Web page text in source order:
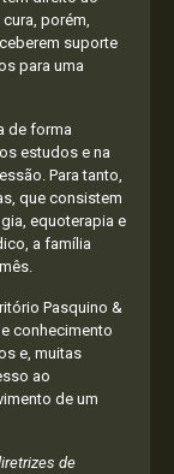
porém,
suporte
para uma
de forma
estudos e na
Para tanto,
que consistem
equoterapia e
a família
Pasquino &
conhecimento
e, muitas
ao
de um
de